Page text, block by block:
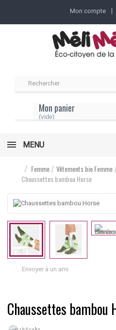
Mon compte
Mon panier
(vide)
MENU
Femme Vêtements bio Femme
Chaussettes bambou Horse
Envoyer à un ami
Chaussettes bambou